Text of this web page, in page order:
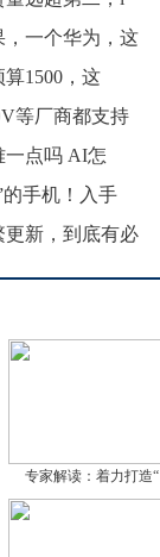
，一个华为，这
1500，这
等厂商都支持
一点吗 AI怎
的手机！入手
更新，到底有必
专家解读：着力打造“